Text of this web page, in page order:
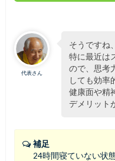
代表さん
そうですね
特に最近は
ので、思考
しても効率
健康面や精
デメリット
補足
24時間寝ていない状